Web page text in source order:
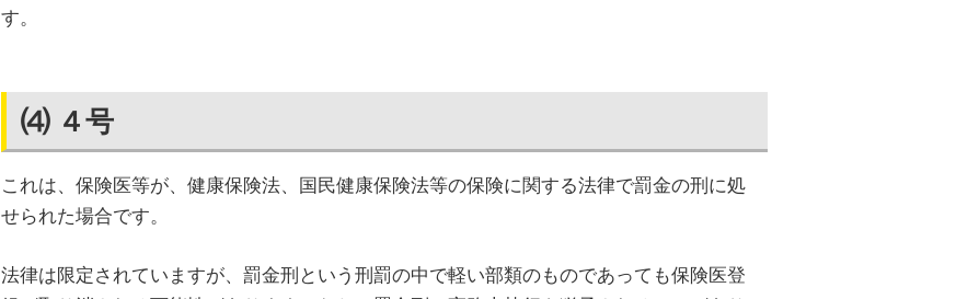
す。
⑷ ４号
これは、保険医等が、健康保険法、国民健康保険法等の保険に関する法律で罰金の刑に処
せられた場合です。
法律は限定されていますが、罰金刑という刑罰の中で軽い部類のものであっても保険医登